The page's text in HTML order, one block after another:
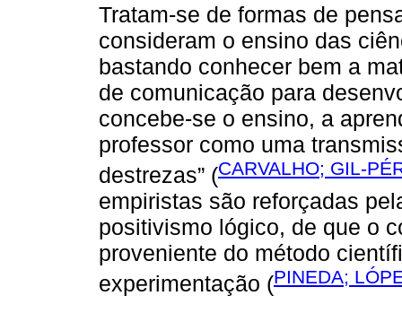
Tratam-se de formas de
consideram o ensino das
bastando conhecer bem a
de comunicação para
concebe-se o ensino, a
professor como uma
destrezas” (CARVALHO; GIL-
empiristas são reforçadas
positivismo lógico, de que o
proveniente do método
experimentação (PINEDA;